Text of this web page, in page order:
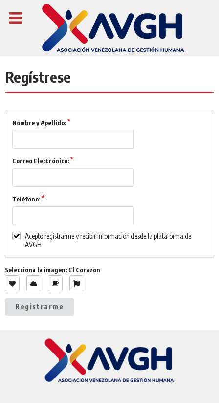
Regístrese
Nombre y Apellido:
Correo Electrónico:
Teléfono:
Acepto registrarme y recibir Información desde la plataforma de
AVGH
Selecciona la imagen: El Corazon
Registrarme